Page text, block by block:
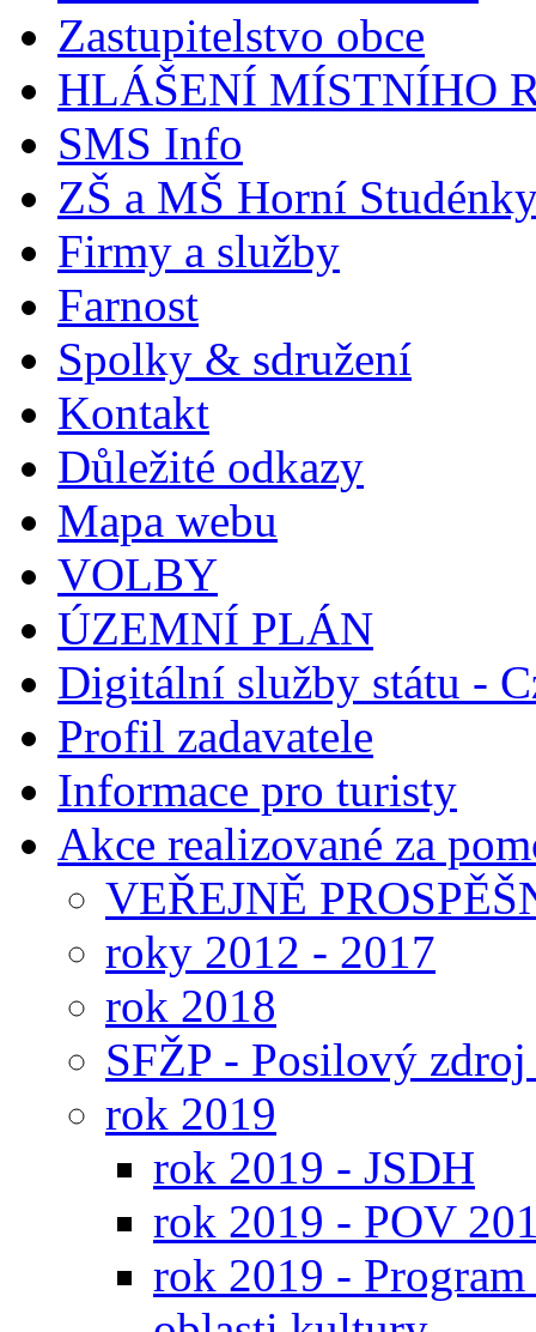
Zastupitelstvo obce
HLÁŠENÍ MÍSTNÍHO
SMS Info
ZŠ a MŠ Horní
Firmy a služby
Farnost
Spolky & sdružení
Kontakt
Důležité odkazy
Mapa webu
VOLBY
ÚZEMNÍ PLÁN
Digitální služby státu -
Profil zadavatele
Informace pro turisty
Akce realizované za
VEŘEJNĚ
roky 2012 - 2017
rok 2018
SFŽP - Posilový
rok 2019
rok 2019 - JSDH
rok 2019 - POV
rok 2019 -